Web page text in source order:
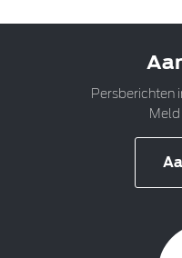
Persberichten
Meld